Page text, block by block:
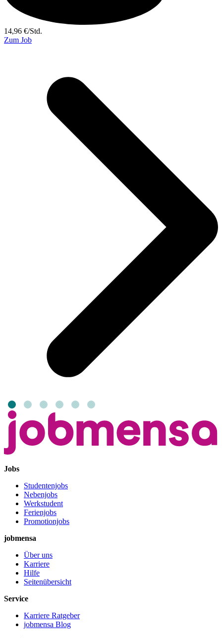
14,96 €/Std.
Zum Job
Jobs
Studentenjobs
Nebenjobs
Werkstudent
Ferienjobs
Promotionjobs
jobmensa
Über uns
Karriere
Hilfe
Seitenübersicht
Service
Karriere Ratgeber
jobmensa Blog